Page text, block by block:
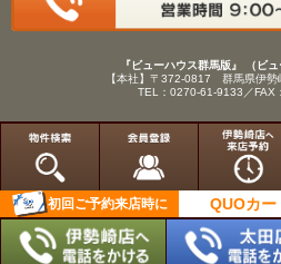
『ビューハウス群馬版』 （ビュ
【本社】〒372-0817 群馬県伊勢
TEL：0270-61-9133／FAX
Copyright(C)View
初回ご予約来店時に QUOカー